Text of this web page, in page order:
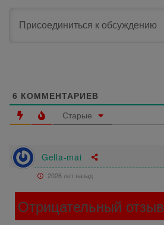
6 КОММЕНТАРИЕВ
Старые
Gella-mai
2026 лет назад
Отрицательный отзыв